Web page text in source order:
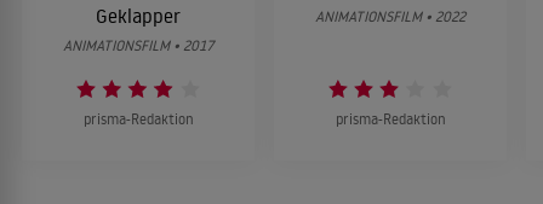
Geklapper
ANIMATIONSFILM • 2017
prisma-Redaktion
ANIMATIONSFILM • 2022
prisma-Redaktion